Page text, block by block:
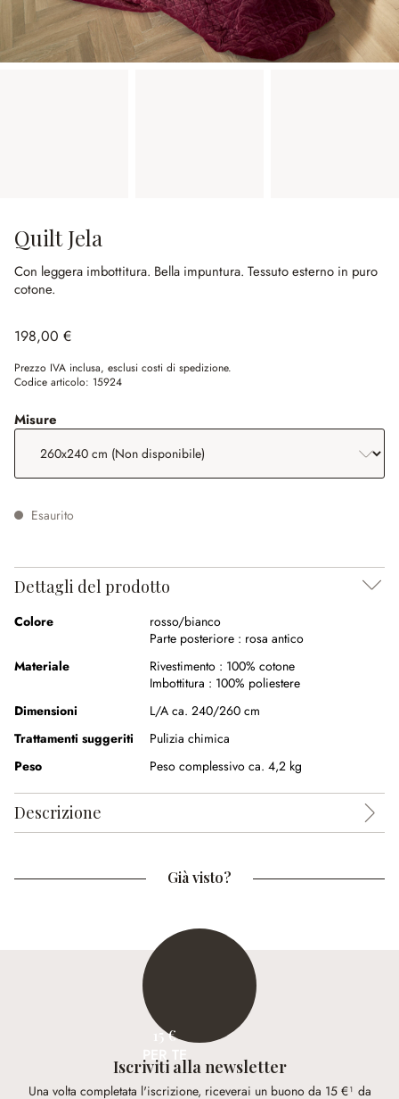
Quilt Jela
Con leggera imbottitura. Bella impuntura. Tessuto esterno in puro
cotone.
198,00 €
Prezzo IVA inclusa, esclusi costi di spedizione.
Codice articolo: 15924
Misure
Esaurito
Dettagli del prodotto
Colore
rosso/bianco
Parte posteriore : rosa antico
Materiale
Rivestimento : 100% cotone
Imbottitura : 100% poliestere
Dimensioni
L/A ca. 240/260 cm
Trattamenti suggeriti
Pulizia chimica
Peso
Peso complessivo ca. 4,2 kg
Descrizione
Già visto?
15 €
PER TE
Iscriviti alla newsletter
Una volta completata l'iscrizione, riceverai un buono da 15 €¹ da